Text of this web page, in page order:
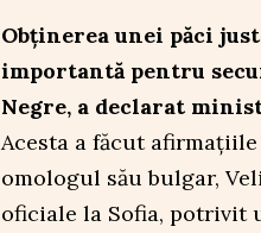
Obținerea unei păci
importantă pentru
Negre, a declarat
Acesta a făcut
omologul său bulgar,
oficiale la Sofia, potrivit